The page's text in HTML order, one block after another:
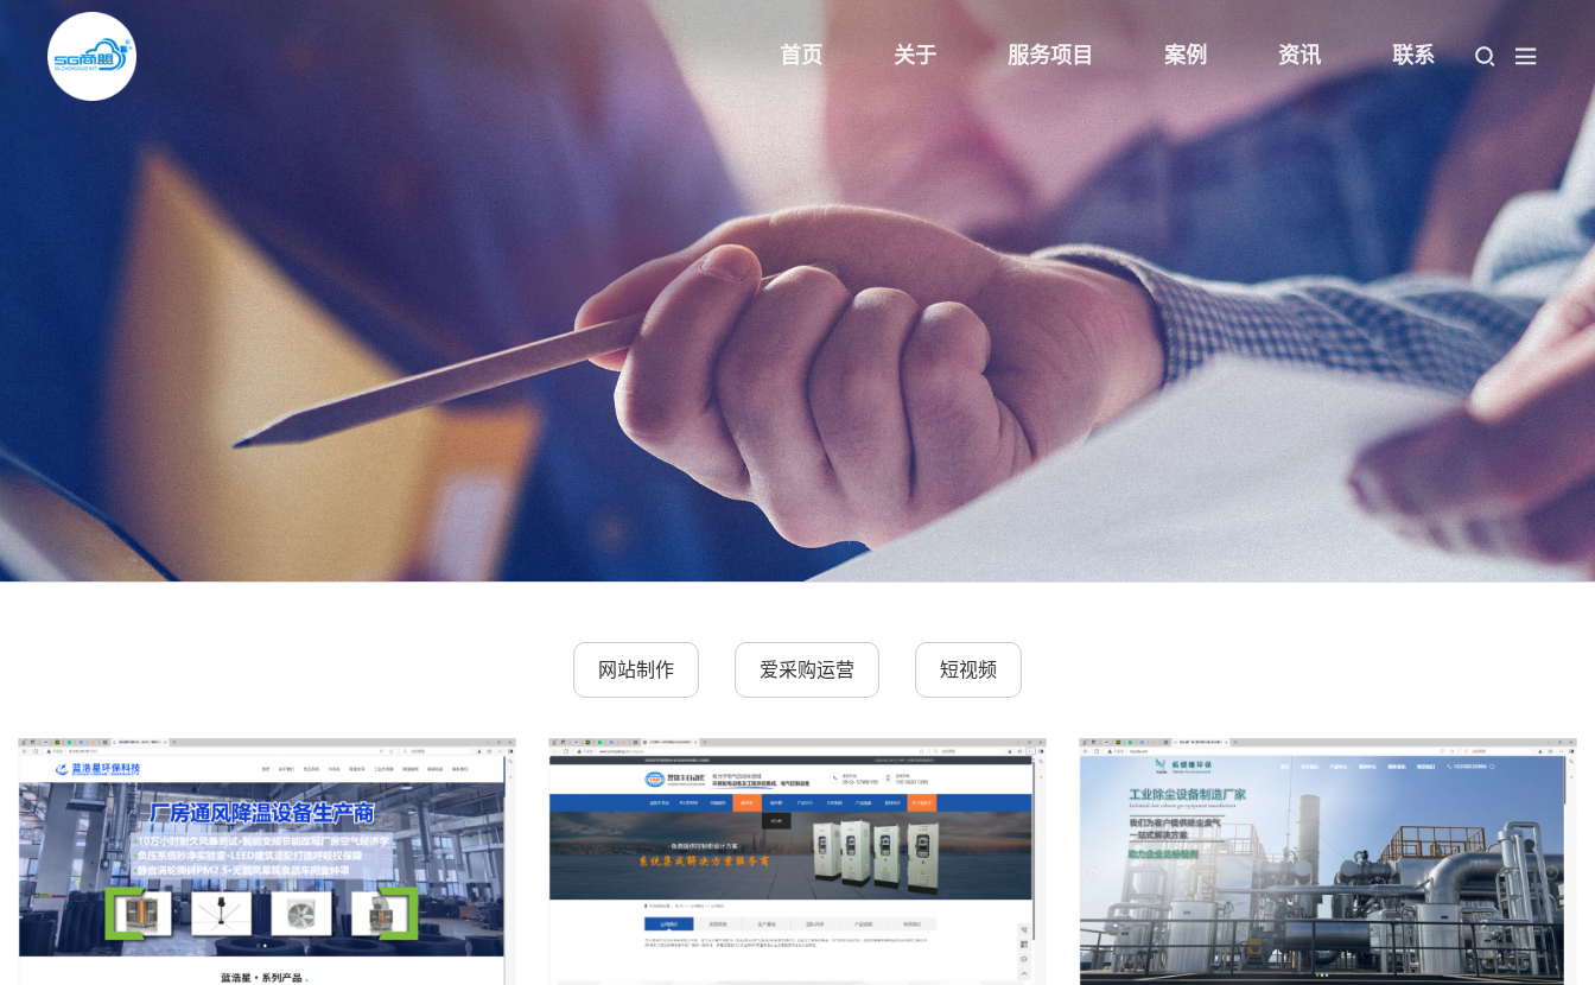
首页 关于 服务项目 案例 资讯 联系
网站制作 爱采购运营 短视频